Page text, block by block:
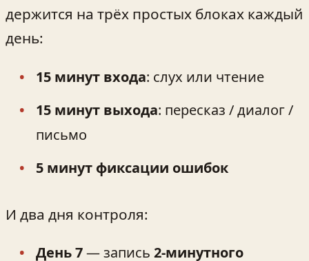
держится на трёх простых блоках каждый
день:
15 минут входа: слух или чтение
15 минут выхода: пересказ / диалог /
письмо
5 минут фиксации ошибок
И два дня контроля:
День 7— запись 2‑минутного